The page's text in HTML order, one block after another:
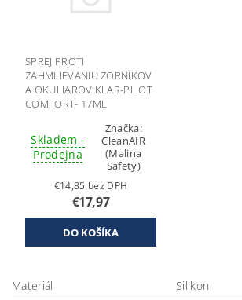
SPREJ PROTI
ZAHMLIEVANIU ZORNÍKOV
A OKULIAROV KLAR-PILOT
COMFORT- 17ML
Skladem -
Prodejna
Značka:
CleanAIR
(Malina
Safety)
€14,85 bez DPH
€17,97
Materiál
Silikon